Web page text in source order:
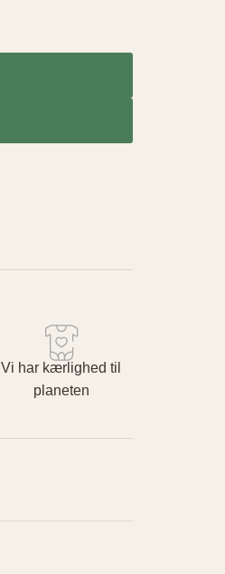
Vi har kærlighed til
planeten